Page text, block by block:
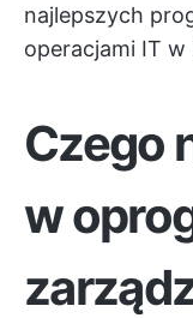
najlepszych
operacjami IT
Czego
w